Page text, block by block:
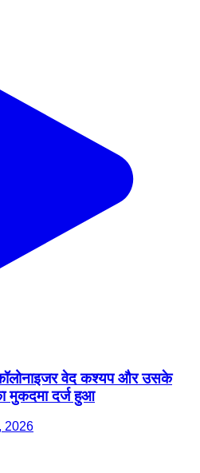
वेद कश्यप और उसके
मुकदमा दर्ज हुआ
2026